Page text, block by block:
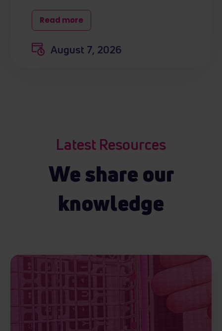
Read more
August 7, 2026
Latest Resources
We share our
knowledge